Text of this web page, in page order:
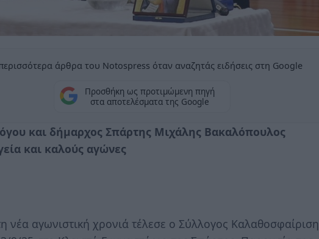
άρθρα του Notospress όταν αναζητάς ειδήσεις στη Google
Προσθήκη ως προτιμώμενη πηγή
στα αποτελέσματα της Google
και δήμαρχος Σπάρτης Μιχάλης Βακαλόπουλος
και καλούς αγώνες
νέα αγωνιστική χρονιά τέλεσε ο Σύλλογος